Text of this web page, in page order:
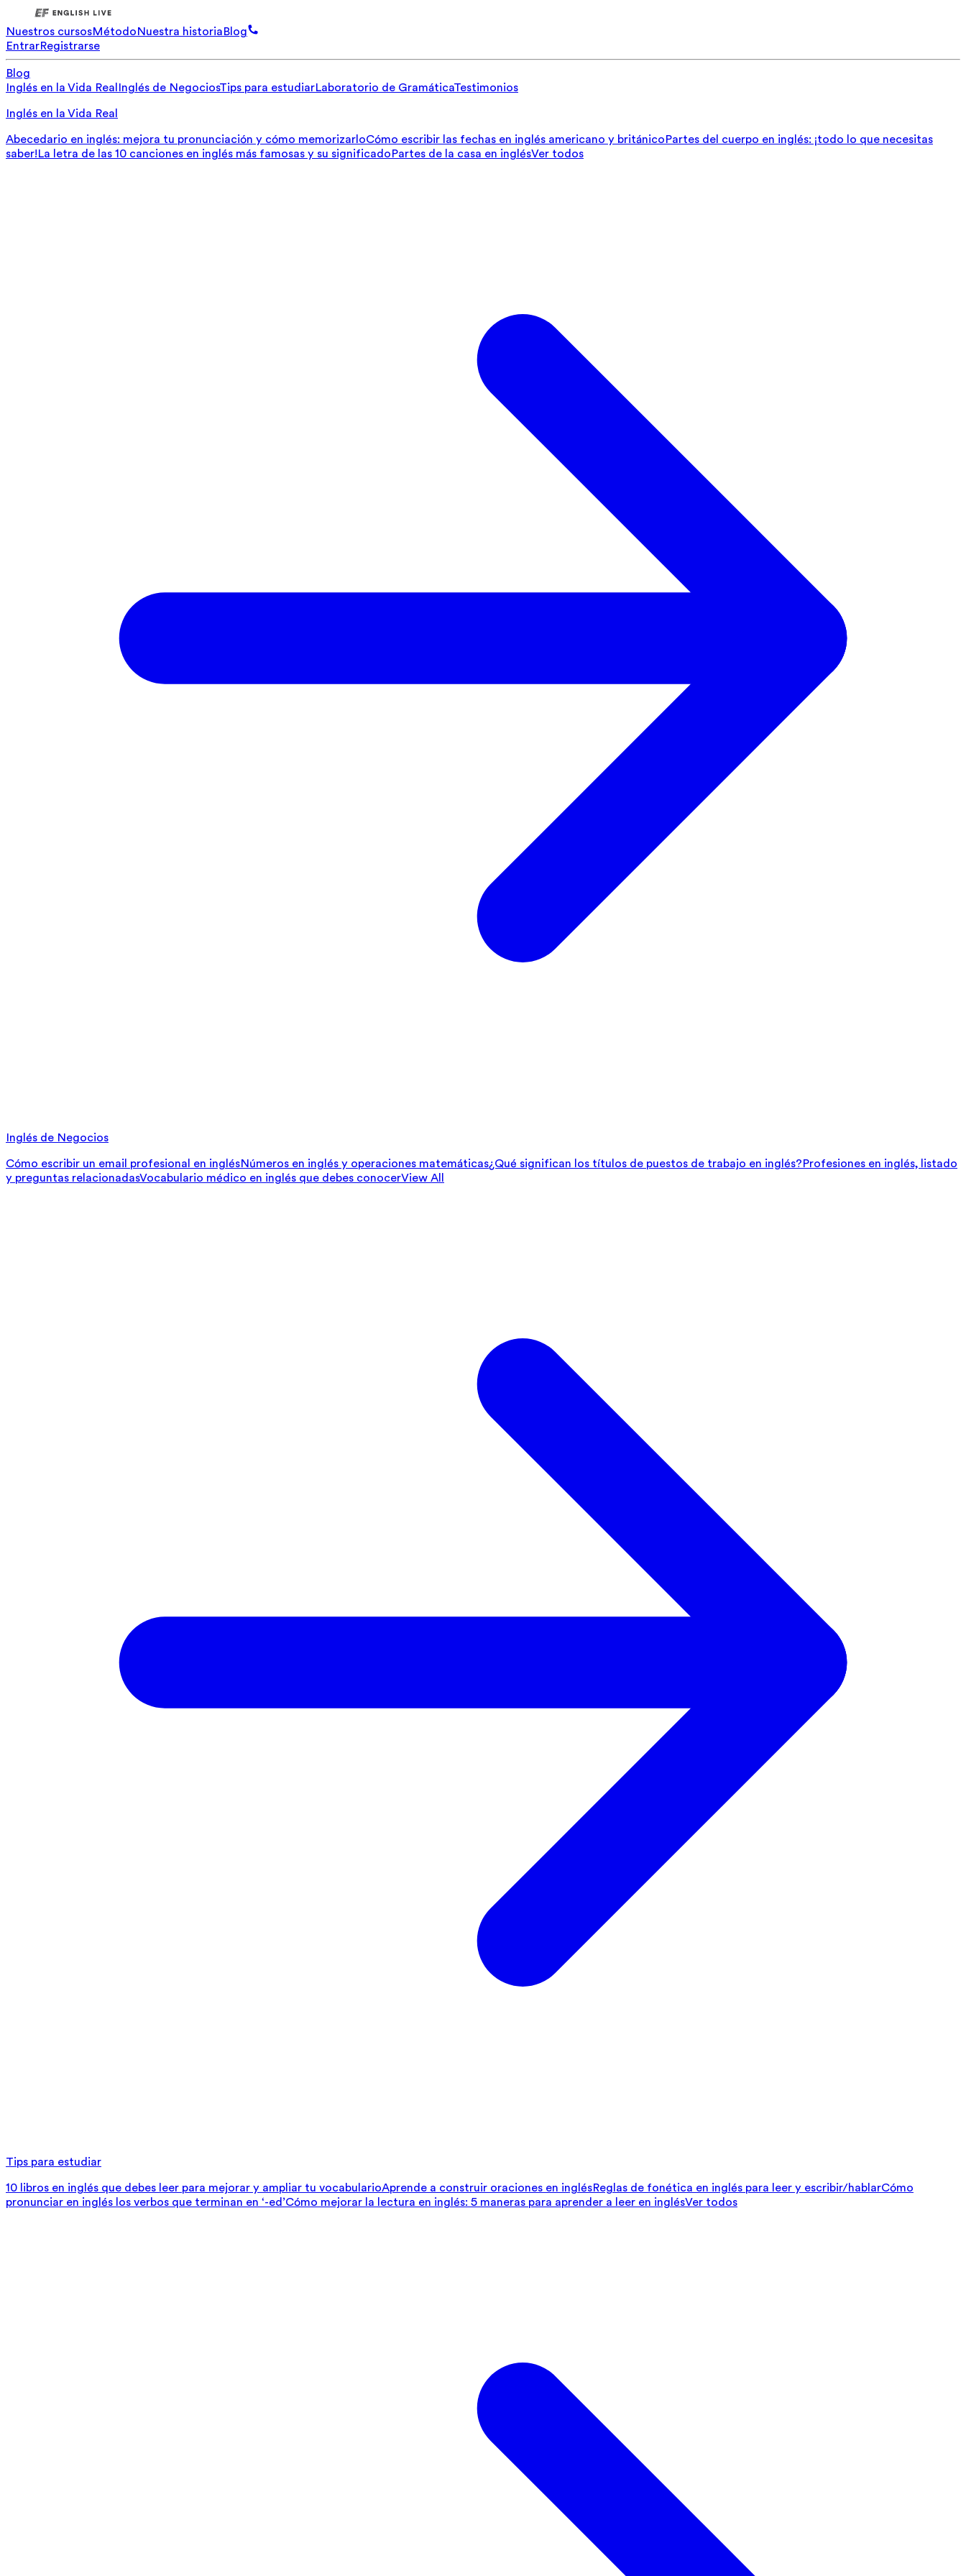
Nuestros cursosMétodoNuestra historiaBlog
EntrarRegistrarse
Blog
Inglés en la Vida Real Inglés de NegociosTips para estudiarLaboratorio de GramáticaTestimonios
Inglés en la Vida Real
Abecedario en inglés: mejora tu pronunciación y cómo memorizarloCómo escribir las fechas en inglés americano y británicoPartes del cuerpo en inglés: ¡todo lo que necesitas
saber!La letra de las 10 canciones en inglés más famosas y su significadoPartes de la casa en inglésVer todos
Inglés de Negocios
Cómo escribir un email profesional en inglésNúmeros en inglés y operaciones matemáticas¿Qué significan los títulos de puestos de trabajo en inglés?Profesiones en inglés, listado
y preguntas relacionadasVocabulario médico en inglés que debes conocerView All
Tips para estudiar
10 libros en inglés que debes leer para mejorar y ampliar tu vocabularioAprende a construir oraciones en inglésReglas de fonética en inglés para leer y escribir/hablarCómo
pronunciar en inglés los verbos que terminan en ‘-ed’Cómo mejorar la lectura en inglés: 5 maneras para aprender a leer en inglésVer todos